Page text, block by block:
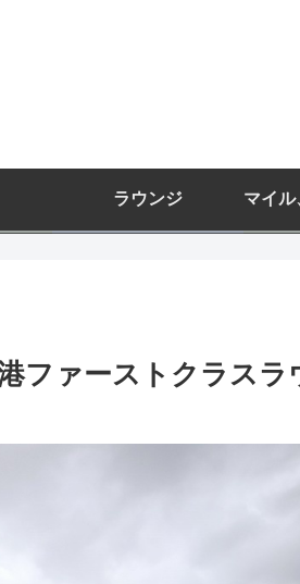
ラウンジ マイ
ファーストクラスラ